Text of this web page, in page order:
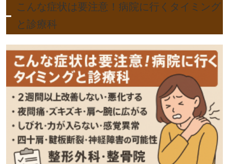
こんな症状は要注意！病院に行くタイミング
と診療科